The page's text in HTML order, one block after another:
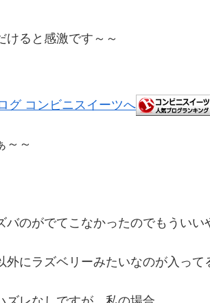
けると感激です～～
～～
のがでてこなかったのでもういい
にラズベリーみたいなのが入って